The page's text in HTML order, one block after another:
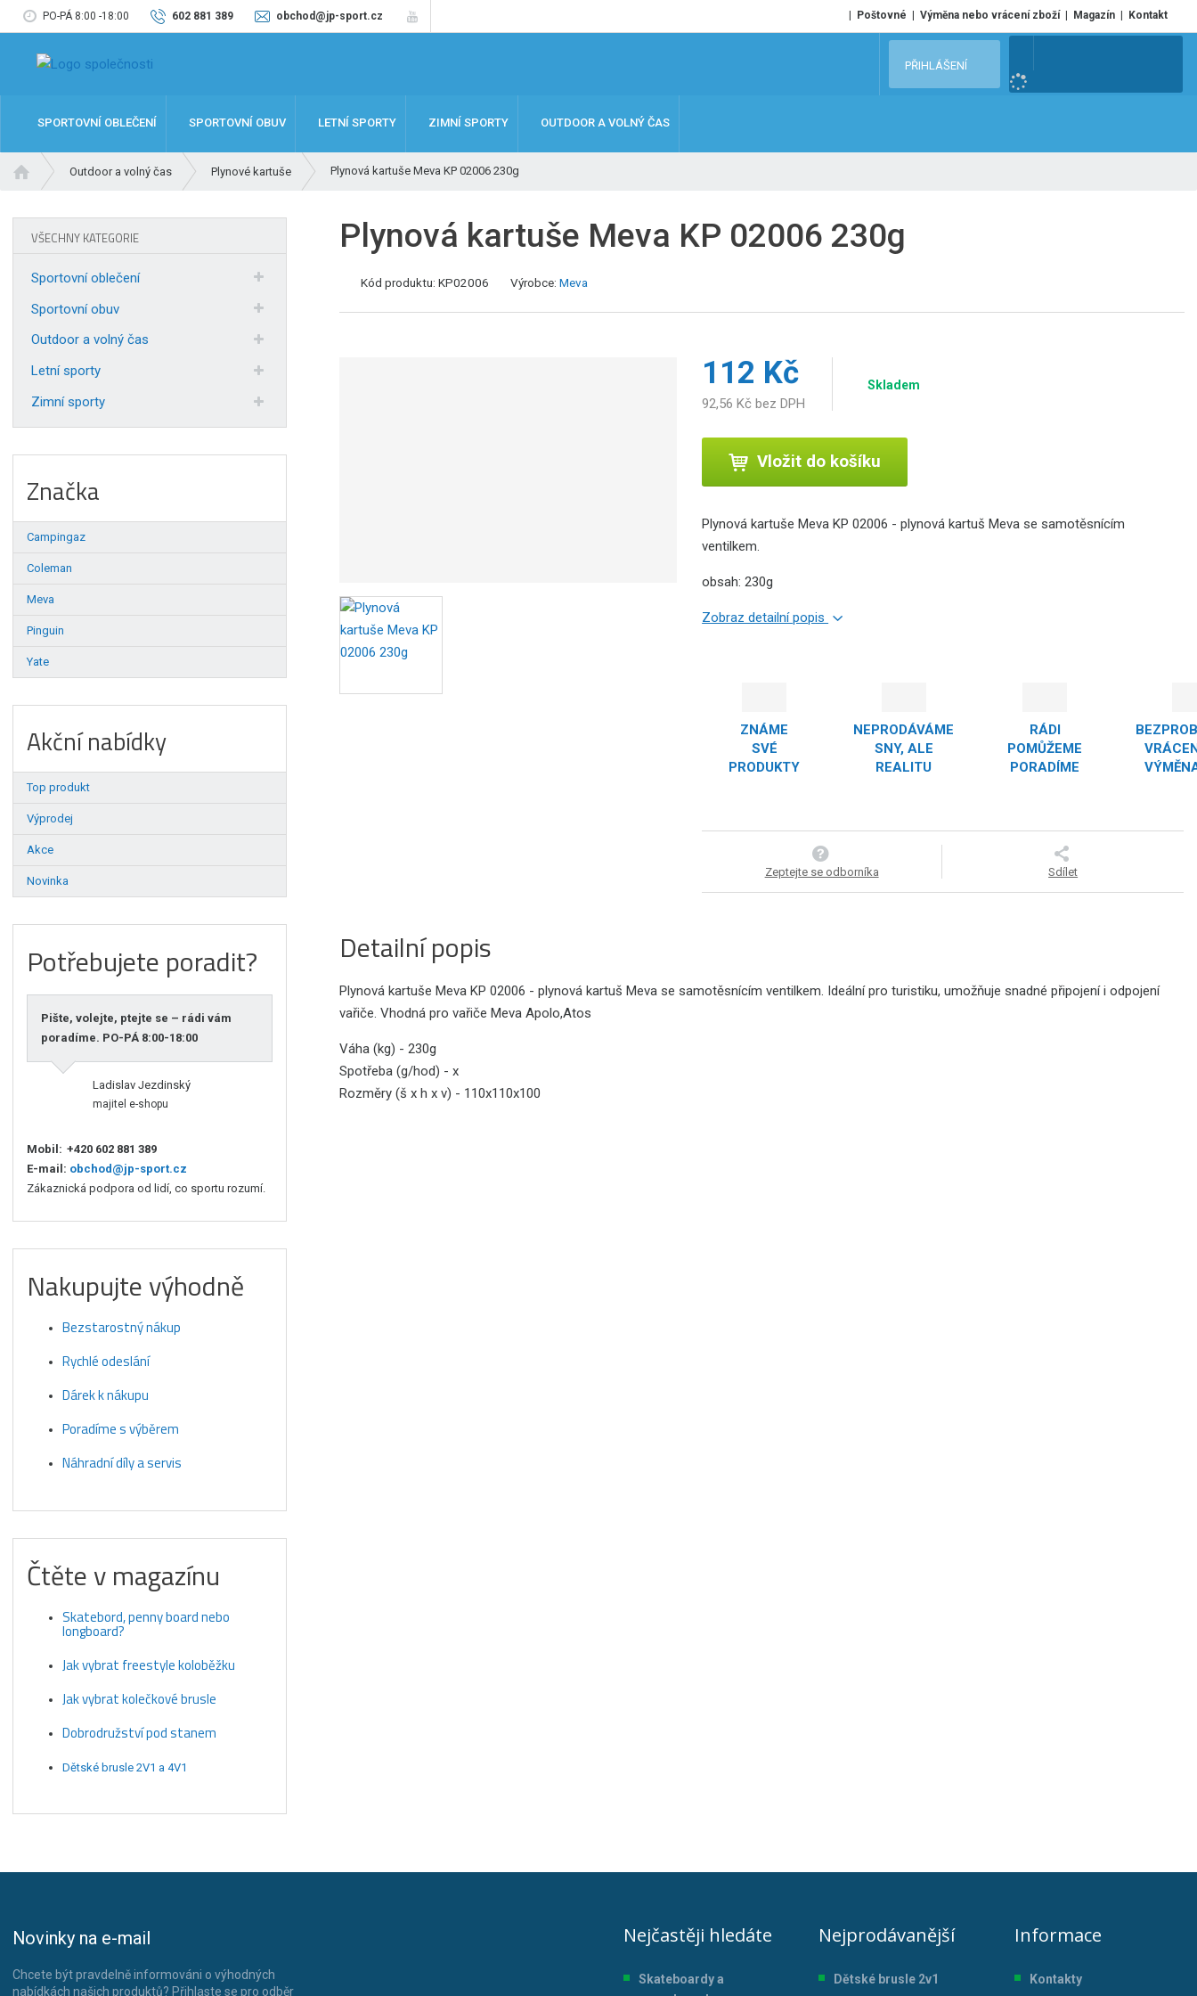
PO-PÁ 8:00 -18:00 602 881 389 obchod@jp-sport.cz Poštovné Výměna nebo vrácení zboží Magazín Kontakt
e
PŘIHLÁŠENÍ
SPORTOVNÍ OBLEČENÍ SPORTOVNÍ OBUV LETNÍ SPORTY ZIMNÍ SPORTY OUTDOOR A VOLNÝ ČAS
t
a
n
Outdoor a volný čas Plynové kartuše Plynová kartuše Meva KP 02006 230g
Plynová kartuše Meva KP 02006 230g
Kód produktu: KP02006
K
Výrobce: Meva
112 Kč
92,56 Kč bez DPH
Skladem
Vložit do košíku
Plynová kartuše Meva KP 02006 - plynová kartuš Meva se samotěsnícím
ventilkem.
obsah: 230g
Zobraz detailní popis
ZNÁME
SVÉ
PRODUKTY
NEPRODÁVÁME
SNY, ALE
REALITU
RÁDI
POMŮŽEME
PORADÍME
Zeptejte se odborníka Sdílet
Detailní popis
Plynová kartuše Meva KP 02006 - plynová kartuš Meva se samotěsnícím ventilkem. Ideální pro turistiku, umožňuje snadné připojení i odpojení
vařiče. Vhodná pro vařiče Meva Apolo,Atos
Váha (kg) - 230g
Spotřeba (g/hod) - x
Rozměry (š x h x v) - 110x110x100
VŠECHNY KATEGORIE
Sportovní oblečení
Sportovní obuv
Outdoor a volný čas
Letní sporty
Zimní sporty
Značka
Campingaz
Coleman
Meva
Pinguin
Yate
Akční nabídky
Top produkt
Výprodej
Akce
Novinka
Potřebujete poradit?
Pište, volejte, ptejte se – rádi vám
poradíme. PO-PÁ 8:00-18:00
Ladislav Jezdinský
majitel e-shopu
Mobil: +420 602 881 389
E-mail: obchod@jp-sport.cz
Zákaznická podpora od lidí, co sportu rozumí.
Nakupujte výhodně
Bezstarostný nákup
Rychlé odeslání
Dárek k nákupu
Poradíme s výběrem
Náhradní díly a servis
Čtěte v magazínu
Skatebord, penny board nebo
longboard?
Jak vybrat freestyle koloběžku
Jak vybrat kolečkové brusle
Dobrodružství pod stanem
Dětské brusle 2V1 a 4V1
Novinky na e-mail
Chcete být pravdelně informováni o výhodných
nabídkách našich produktů? Přihlaste se pro odběr
Nejčastěji hledáte
Skateboardy a
Nejprodávanější
Dětské brusle 2v1
Informace
Kontakty